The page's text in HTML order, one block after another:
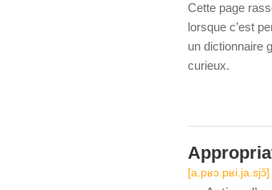
Cette page
lorsque c’est
un dictionnaire
curieux.